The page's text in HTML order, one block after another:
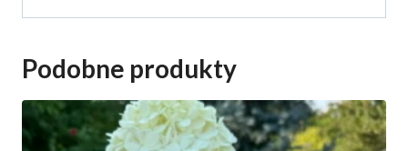
Podobne produkty